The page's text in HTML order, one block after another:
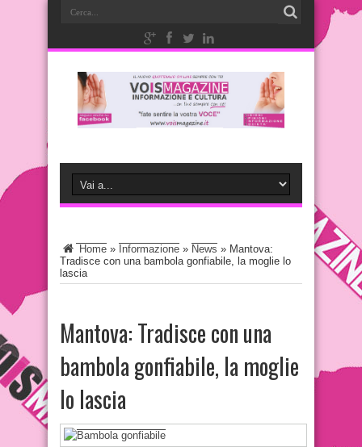
Home » Informazione » News » Mantova:
Tradisce con una bambola gonfiabile, la moglie lo
lascia
Mantova: Tradisce con una
bambola gonfiabile, la moglie
lo lascia